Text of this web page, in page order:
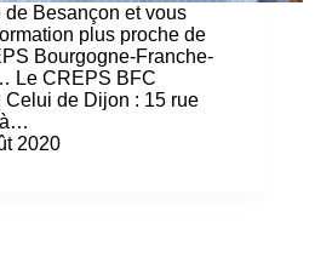
Besançon et vous
plus proche de
Bourgogne-Franche-
Le CREPS BFC
Celui de Dijon : 15 rue
à…
2020